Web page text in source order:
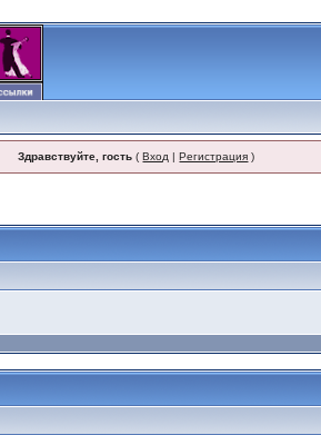
Здравствуйте, гость (Вход |Регистрация )